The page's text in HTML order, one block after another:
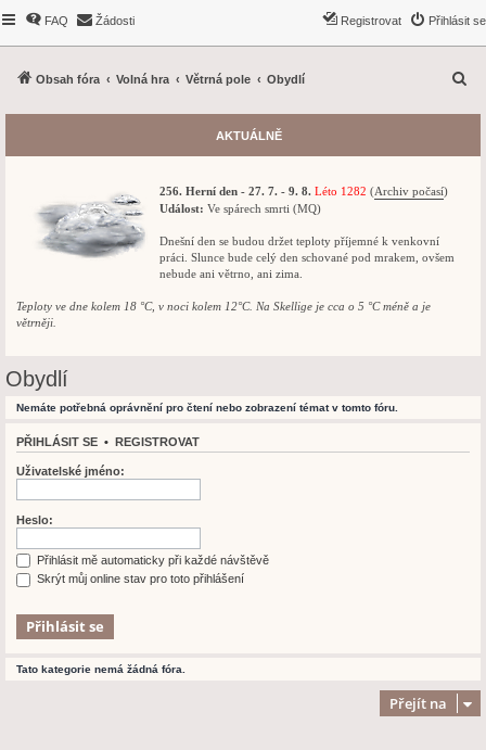
FAQ Žádosti Přihlásit se
Registrovat
Obsah fóra Volná hra Větrná pole Obydlí
d
AKTUÁLNĚ
256. Herní den - 27. 7. - 9. 8. Léto 1282 (Archiv počasí)
Událost: Ve spárech smrti (MQ)
Dnešní den se budou držet teploty příjemné k venkovní
práci. Slunce bude celý den schované pod mrakem, ovšem
nebude ani větrno, ani zima.
Teploty ve dne kolem 18 °C, v noci kolem 12°C. Na Skellige je cca o 5 °C méně a je
větrněji.
Obydlí
Nemáte potřebná oprávnění pro čtení nebo zobrazení témat v tomto fóru.
PŘIHLÁSIT SE • REGISTROVAT
Uživatelské jméno:
Heslo:
Přihlásit mě automaticky při každé návštěvě
Skrýt můj online stav pro toto přihlášení
Tato kategorie nemá žádná fóra.
Přejít na